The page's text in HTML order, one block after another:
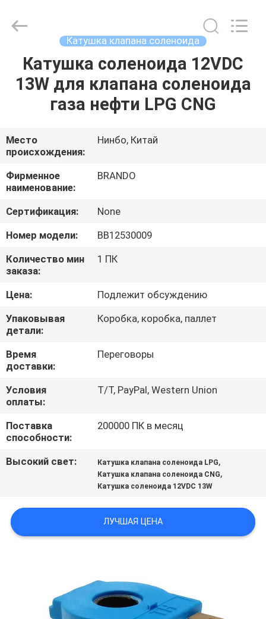
ДОМОЙ
ПРОДУКТЫ
О
НАС
ЭКСКУРСИЯ
ПО
ЗАВОДУ
КОНТРОЛЬ
КАЧЕСТВА
СВЯЖИТЕСЬ
С
НАМИ
ЦИТАТУ
COMPANY
КАРТА
ПОЛИТИКА
КОНФИДЕНЦИАЛЬНОСТИ
Reserved.
Катушка клапана соленоида
Катушка соленоида 12VDC
13W для клапана соленоида
газа нефти LPG CNG
Место
происхождения:
Нинбо, Китай
Фирменное
наименование:
BRANDO
Сертификация:
None
Номер модели:
BB12530009
Количество мин
заказа:
1 ПК
Цена:
Подлежит обсуждению
Упаковывая
детали:
Коробка, коробка, паллет
Время
доставки:
Переговоры
Условия
оплаты:
T/T, PayPal, Western Union
Поставка
способности:
200000 ПК в месяц
Высокий свет: Катушка клапана соленоида LPG,
Катушка клапана соленоида CNG,
Катушка соленоида 12VDC 13W
ЛУЧШАЯ ЦЕНА